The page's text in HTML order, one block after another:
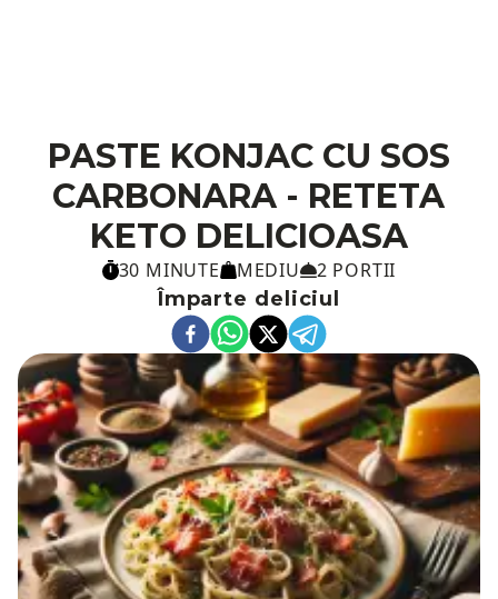
PASTE KONJAC CU SOS
CARBONARA - RETETA
KETO DELICIOASA
30 MINUTE MEDIU
2 PORTII
Împarte deliciul